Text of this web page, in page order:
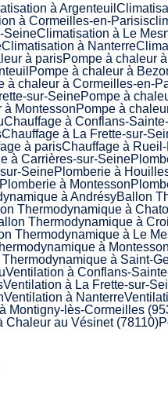
à Argenteuil
à Cormeilles-en-Parisis
SeineClimatisation à Le
Climatisation à Nanterre
à parisPompe à chaleur
Pompe à chaleur à
à chaleur à Cormeilles-en-
sur-SeinePompe à
à MontessonPompe à
Chauffage à Conflans-
Chauffage à La Frette-sur-
à parisChauffage à
à Carrières-sur-Seine
SeinePlomberie à
Plomberie à Montesson
à AndrésyBallon
Thermodynamique à
Thermodynamique à
Thermodynamique à Le
à Montesson
Thermodynamique à Saint-
Ventilation à Conflans-
Ventilation à La Frette-sur-
Ventilation à Nanterre
Montigny-lès-Cormeilles
Chaleur au Vésinet (78110)